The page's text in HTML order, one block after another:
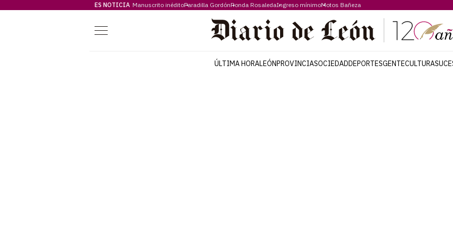
ES NOTICIA Manuscrito inéditoParadilla GordónRonda RosaledaIngreso mínimoMotos Bañeza
Menú
ÚLTIMA HORALEÓNPROVINCIASOCIEDADDEPORTESGENTECULTURA